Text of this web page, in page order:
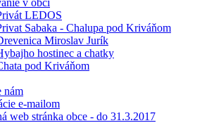
v obci
LEDOS
Sabaka - Chalupa pod Kriváňom
Miroslav Jurík
hostinec a chatky
pod Kriváňom
nám
e-mailom
web stránka obce - do 31.3.2017